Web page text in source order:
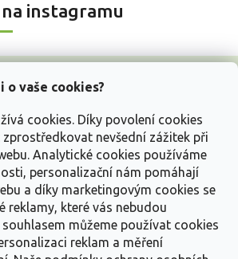
o vaše cookies?
cookies. Díky povolení cookies
nevšední zážitek při
Analytické cookies používáme
personalizační nám pomáhají
a díky marketingovým cookies se
reklamy, které vás nebudou
souhlasem můžeme používat cookies
reklam a měření
instagramu